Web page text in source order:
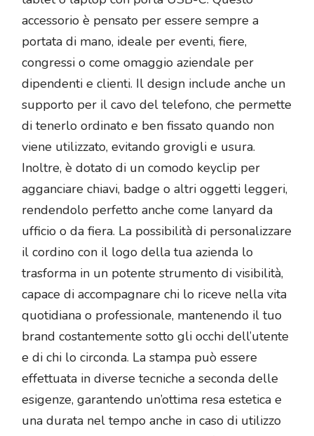
accessorio è pensato per essere sempre a
portata di mano, ideale per eventi, fiere,
congressi o come omaggio aziendale per
dipendenti e clienti. Il design include anche un
supporto per il cavo del telefono, che permette
di tenerlo ordinato e ben fissato quando non
viene utilizzato, evitando grovigli e usura.
Inoltre, è dotato di un comodo keyclip per
agganciare chiavi, badge o altri oggetti leggeri,
rendendolo perfetto anche come lanyard da
ufficio o da fiera. La possibilità di personalizzare
il cordino con il logo della tua azienda lo
trasforma in un potente strumento di visibilità,
capace di accompagnare chi lo riceve nella vita
quotidiana o professionale, mantenendo il tuo
brand costantemente sotto gli occhi dell’utente
e di chi lo circonda. La stampa può essere
effettuata in diverse tecniche a seconda delle
esigenze, garantendo un’ottima resa estetica e
una durata nel tempo anche in caso di utilizzo